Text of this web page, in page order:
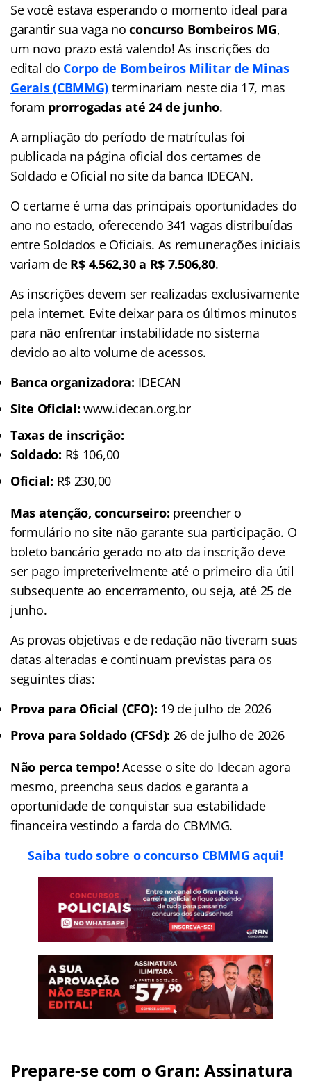
Se você estava esperando o momento ideal para
garantir sua vaga noconcurso Bombeiros MG,
um novo prazo está valendo! As inscrições do
edital do Corpo de Bombeiros Militar de Minas
Gerais (CBMMG) terminariam neste dia 17, mas
foram prorrogadas até 24 de junho.
A ampliação do período de matrículas foi
publicada na página oficial dos certames de
Soldado e Oficial no site da banca IDECAN.
O certame é uma das principais oportunidades do
ano no estado, oferecendo 341 vagas distribuídas
entre Soldados e Oficiais. As remunerações iniciais
variam de R$ 4.562,30 a R$ 7.506,80.
As inscrições devem ser realizadas exclusivamente
pela internet. Evite deixar para os últimos minutos
para não enfrentar instabilidade no sistema
devido ao alto volume de acessos.
Banca organizadora: IDECAN
Site Oficial: www.idecan.org.br
Taxas de inscrição:
Soldado: R$ 106,00
Oficial: R$ 230,00
Mas atenção, concurseiro: preencher o
formulário no site não garante sua participação. O
boleto bancário gerado no ato da inscrição deve
ser pago impreterivelmente até o primeiro dia útil
subsequente ao encerramento, ou seja, até 25 de
junho.
As provas objetivas e de redação não tiveram suas
datas alteradas e continuam previstas para os
seguintes dias:
Prova para Oficial (CFO): 19 de julho de 2026
Prova para Soldado (CFSd): 26 de julho de 2026
Não perca tempo! Acesse o site do Idecan agora
mesmo, preencha seus dados e garanta a
oportunidade de conquistar sua estabilidade
financeira vestindo a farda do CBMMG.
Saiba tudo sobre o concurso CBMMG aqui!
Prepare-se com o Gran: Assinatura